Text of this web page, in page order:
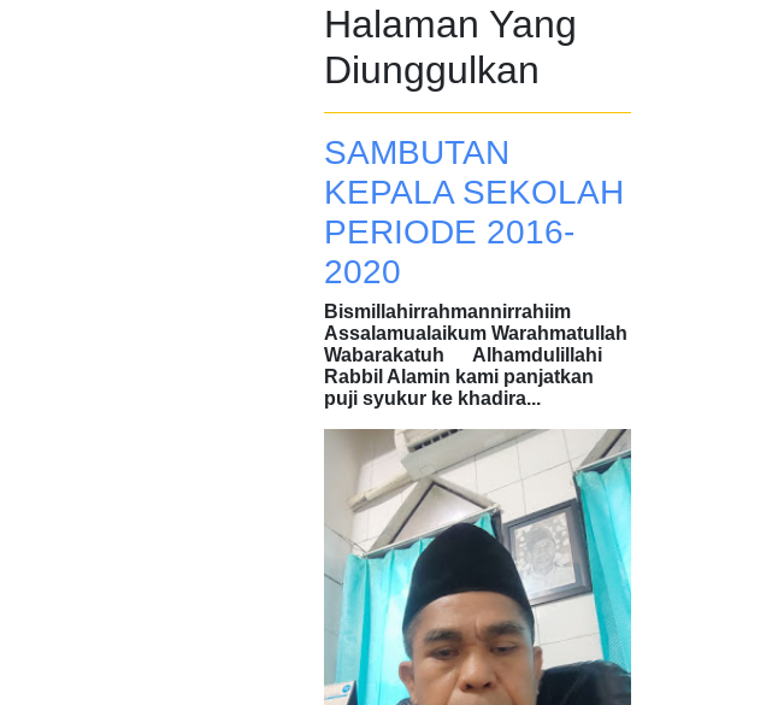
Halaman Yang
Diunggulkan
SAMBUTAN
KEPALA SEKOLAH
PERIODE 2016-
2020
Bismillahirrahmannirrahiim
Assalamualaikum Warahmatullah
Wabarakatuh Alhamdulillahi
Rabbil Alamin kami panjatkan
puji syukur ke khadira...